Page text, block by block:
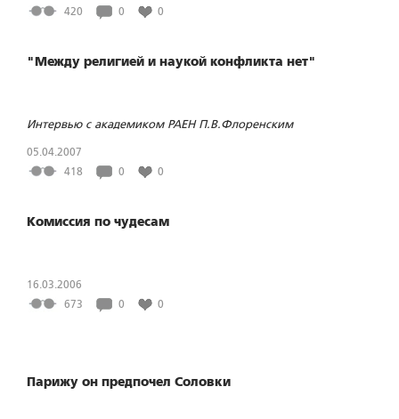
420
0 0
"Между религией и наукой конфликта нет"
Интервью с академиком РАЕН П.В.Флоренским
05.04.2007
418
0 0
Комиссия по чудесам
16.03.2006
673
0 0
Парижу он предпочел Соловки